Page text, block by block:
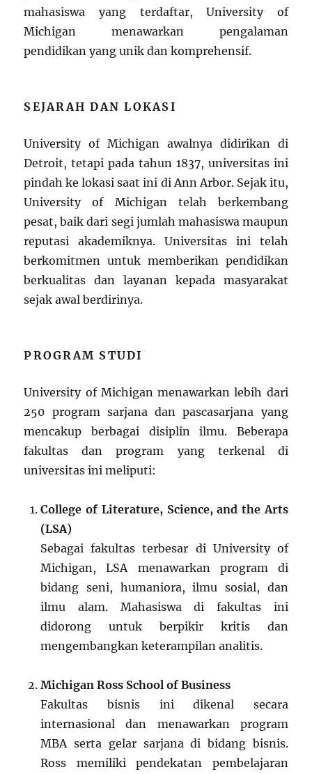
mahasiswa yang terdaftar, University of
Michigan menawarkan pengalaman
pendidikan yang unik dan komprehensif.
SEJARAH DAN LOKASI
University of Michigan awalnya didirikan di
Detroit, tetapi pada tahun 1837, universitas ini
pindah ke lokasi saat ini di Ann Arbor. Sejak itu,
University of Michigan telah berkembang
pesat, baik dari segi jumlah mahasiswa maupun
reputasi akademiknya. Universitas ini telah
berkomitmen untuk memberikan pendidikan
berkualitas dan layanan kepada masyarakat
sejak awal berdirinya.
PROGRAM STUDI
University of Michigan menawarkan lebih dari
250 program sarjana dan pascasarjana yang
mencakup berbagai disiplin ilmu. Beberapa
fakultas dan program yang terkenal di
universitas ini meliputi:
College of Literature, Science, and the Arts
(LSA)
Sebagai fakultas terbesar di University of
Michigan, LSA menawarkan program di
bidang seni, humaniora, ilmu sosial, dan
ilmu alam. Mahasiswa di fakultas ini
didorong untuk berpikir kritis dan
mengembangkan keterampilan analitis.
Michigan Ross School of Business
Fakultas bisnis ini dikenal secara
internasional dan menawarkan program
MBA serta gelar sarjana di bidang bisnis.
Ross memiliki pendekatan pembelajaran